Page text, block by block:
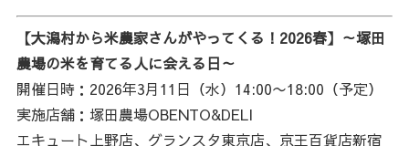
【大潟村から米農家さんがやってくる！2026春】～塚田
農場の米を育てる人に会える日～
開催日時：2026年3月11日（水）14:00〜18:00（予定）
実施店舗：塚田農場OBENTO&DELI
エキュート上野店、グランスタ東京店、京王百貨店新宿